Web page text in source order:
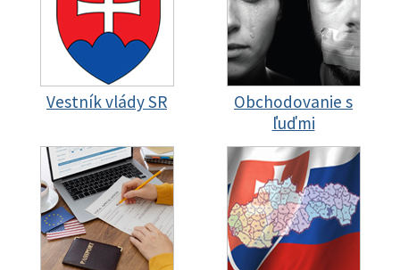
Vestník vlády SR
Obchodovanie s
ľuďmi